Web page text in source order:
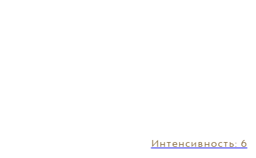
Интенсивность: 6